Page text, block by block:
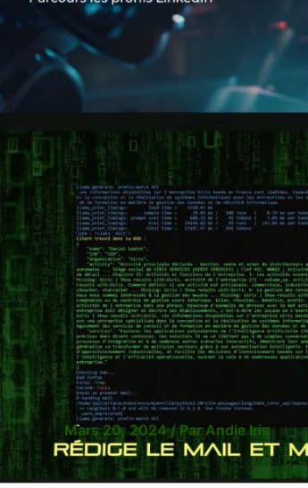
Mars 20, 2024/ ParAndie Iris